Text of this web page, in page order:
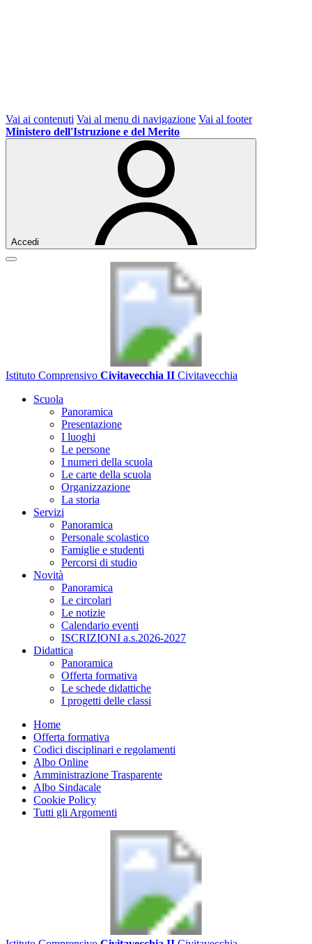
Vai ai contenuti Vai al menu di navigazione Vai al footer
Ministero dell'Istruzione e del Merito
Accedi
Istituto Comprensivo Civitavecchia II Civitavecchia
Scuola
Panoramica
Presentazione
I luoghi
Le persone
I numeri della scuola
Le carte della scuola
Organizzazione
La storia
Servizi
Panoramica
Personale scolastico
Famiglie e studenti
Percorsi di studio
Novità
Panoramica
Le circolari
Le notizie
Calendario eventi
ISCRIZIONI a.s.2026-2027
Didattica
Panoramica
Offerta formativa
Le schede didattiche
I progetti delle classi
Home
Offerta formativa
Codici disciplinari e regolamenti
Albo Online
Amministrazione Trasparente
Albo Sindacale
Cookie Policy
Tutti gli Argomenti